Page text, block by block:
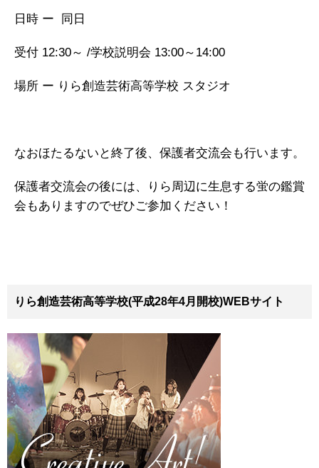
日時 ー 同日
受付 12:30～ /学校説明会 13:00～14:00
場所 ー りら創造芸術高等学校 スタジオ
なおほたるないと終了後、保護者交流会も行います。
保護者交流会の後には、りら周辺に生息する蛍の鑑賞
会もありますのでぜひご参加ください！
りら創造芸術高等学校(平成28年4月開校)WEBサイト